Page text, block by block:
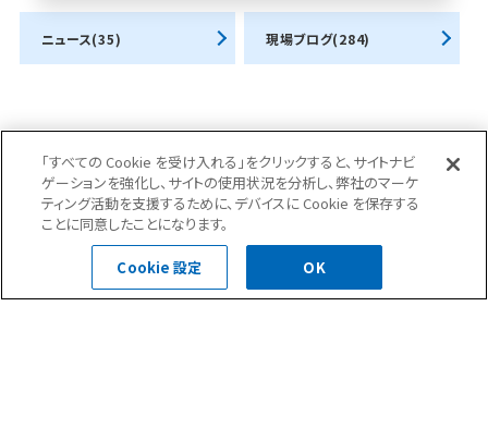
ニュース(35) 現場ブログ(284)
お問合せ・ご相談はこちら
0120-400-252
「すべての Cookie を受け入れる」をクリックすると、サイトナビ
ゲーションを強化し、サイトの使用状況を分析し、弊社のマーケ
ティング活動を支援するために、デバイスに Cookie を保存する
ことに同意したことになります。
Cookie 設定 OK